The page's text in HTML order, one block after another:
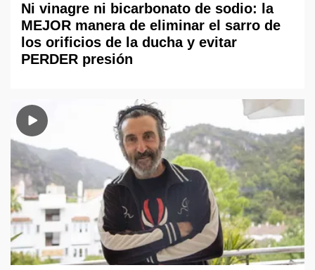
Ni vinagre ni bicarbonato de sodio: la
MEJOR manera de eliminar el sarro de
los orificios de la ducha y evitar
PERDER presión